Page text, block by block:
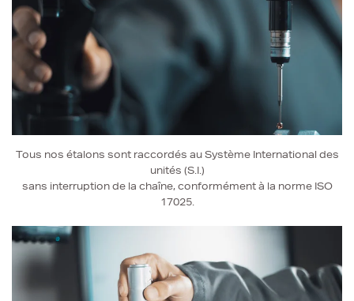
Tous nos étalons sont raccordés au Système International des
unités (S.I.)
sans interruption de la chaîne, conformément à la norme ISO
17025.